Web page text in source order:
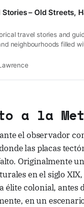
– Old Streets,
travel stories and
neighbourhoods filled
a la
el observador
las placas
Originalmente
en el siglo
élite colonial,
en un